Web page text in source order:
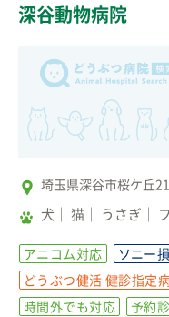
深谷動物病院
埼玉県深谷市桜ケ丘
犬 猫 うさぎ
アニコム対応
ソニー
どうぶつ健活 健診指定
時間外でも対応
予約